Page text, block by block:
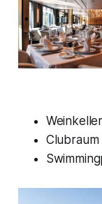
Weinkeller
Clubraum